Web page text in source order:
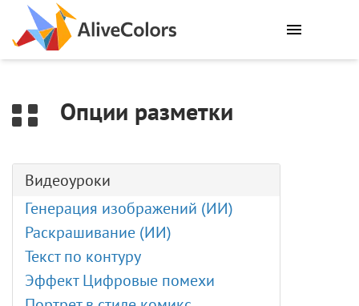
Опции разметки
Видеоуроки
Генерация изображений (ИИ)
Раскрашивание (ИИ)
Текст по контуру
Эффект Цифровые помехи